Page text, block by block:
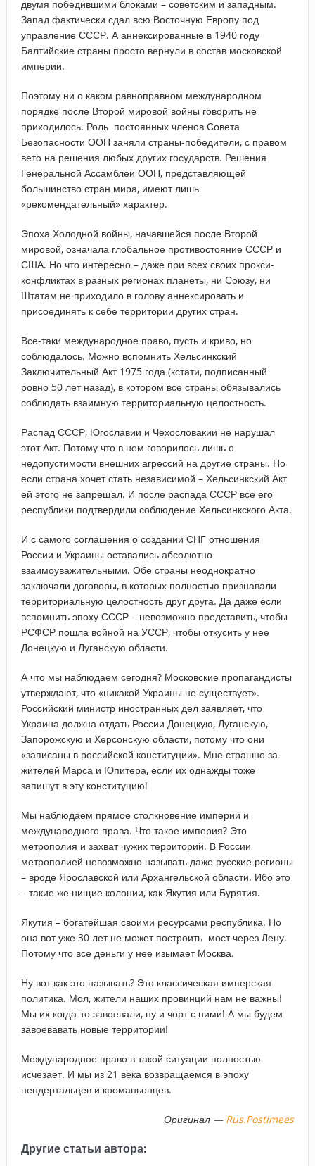
двумя победившими блоками – советским и западным.
Запад фактически сдал всю Восточную Европу под
управление СССР. А аннексированные в 1940 году
Балтийские страны просто вернули в состав московской
империи.
Поэтому ни о каком равноправном международном
порядке после Второй мировой войны говорить не
приходилось. Роль постоянных членов Совета
Безопасности ООН заняли страны-победители, с правом
вето на решения любых других государств. Решения
Генеральной Ассамблеи ООН, представляющей
большинство стран мира, имеют лишь
«рекомендательный» характер.
Эпоха Холодной войны, начавшейся после Второй
мировой, означала глобальное противостояние СССР и
США. Но что интересно – даже при всех своих прокси-
конфликтах в разных регионах планеты, ни Союзу, ни
Штатам не приходило в голову аннексировать и
присоединять к себе территории других стран.
Все-таки международное право, пусть и криво, но
соблюдалось. Можно вспомнить Хельсинкский
Заключительный Акт 1975 года (кстати, подписанный
ровно 50 лет назад), в котором все страны обязывались
соблюдать взаимную территориальную целостность.
Распад СССР, Югославии и Чехословакии не нарушал
этот Акт. Потому что в нем говорилось лишь о
недопустимости внешних агрессий на другие страны. Но
если страна хочет стать независимой – Хельсинкский Акт
ей этого не запрещал. И после распада СССР все его
республики подтвердили соблюдение Хельсинкского Акта.
И с самого соглашения о создании СНГ отношения
России и Украины оставались абсолютно
взаимоуважительными. Обе страны неоднократно
заключали договоры, в которых полностью признавали
территориальную целостность друг друга. Да даже если
вспомнить эпоху СССР – невозможно представить, чтобы
РСФСР пошла войной на УССР, чтобы откусить у нее
Донецкую и Луганскую области.
А что мы наблюдаем сегодня? Московские пропагандисты
утверждают, что «никакой Украины не существует».
Российский министр иностранных дел заявляет, что
Украина должна отдать России Донецкую, Луганскую,
Запорожскую и Херсонскую области, потому что они
«записаны в российской конституции». Мне страшно за
жителей Марса и Юпитера, если их однажды тоже
запишут в эту конституцию!
Мы наблюдаем прямое столкновение империи и
международного права. Что такое империя? Это
метрополия и захват чужих территорий. В России
метрополией невозможно называть даже русские регионы
– вроде Ярославской или Архангельской области. Ибо это
– такие же нищие колонии, как Якутия или Бурятия.
Якутия – богатейшая своими ресурсами республика. Но
она вот уже 30 лет не может построить мост через Лену.
Потому что все деньги у нее изымает Москва.
Ну вот как это называть? Это классическая имперская
политика. Мол, жители наших провинций нам не важны!
Мы их когда-то завоевали, ну и чорт с ними! А мы будем
завоевавать новые территории!
Международное право в такой ситуации полностью
исчезает. И мы из 21 века возвращаемся в эпоху
нендертальцев и кроманьонцев.
Оригинал — Rus.Postimees
Другие статьи автора: